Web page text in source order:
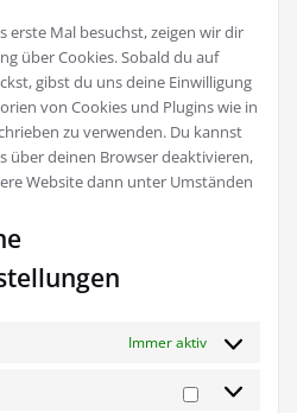
erste Mal besuchst, zeigen wir dir
über Cookies. Sobald du auf
gibst du uns deine Einwilligung
von Cookies und Plugins wie in
zu verwenden. Du kannst
über deinen Browser deaktivieren,
Website dann unter Umständen
Immer aktiv
Marketing